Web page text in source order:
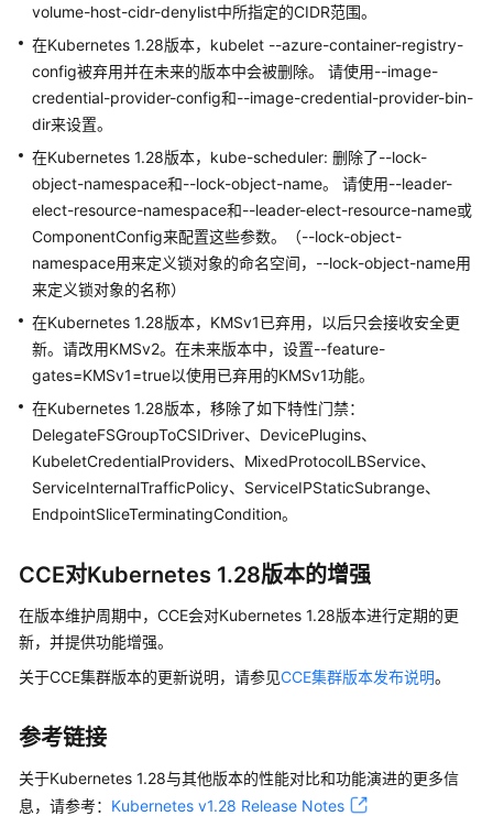
发
布
记
录
系
统
镜
像
发
布
记
容
器
运
行
时
布
记
录
件
本
布
记
volume-host-cidr-denylist中所指定的CIDR范围。
在Kubernetes 1.28版本，kubelet --azure-container-registry-
config被弃用并在未来的版本中会被删除。 请使用--image-
credential-provider-config和--image-credential-provider-bin-
dir来设置。
在Kubernetes 1.28版本，kube-scheduler: 删除了--lock-
object-namespace和--lock-object-name。 请使用--leader-
elect-resource-namespace和--leader-elect-resource-name或
ComponentConfig来配置这些参数。（--lock-object-
namespace用来定义锁对象的命名空间，--lock-object-name用
来定义锁对象的名称）
在Kubernetes 1.28版本，KMSv1已弃用，以后只会接收安全更
新。请改用KMSv2。在未来版本中，设置--feature-
gates=KMSv1=true以使用已弃用的KMSv1功能。
在Kubernetes 1.28版本，移除了如下特性门禁：
DelegateFSGroupToCSIDriver、DevicePlugins、
KubeletCredentialProviders、MixedProtocolLBService、
ServiceInternalTrafficPolicy、ServiceIPStaticSubrange、
EndpointSliceTerminatingCondition。
CCE对Kubernetes 1.28版本的增强
在版本维护周期中，CCE会对Kubernetes 1.28版本进行定期的更
新，并提供功能增强。
关于CCE集群版本的更新说明，请参见CCE集群版本发布说明。
参考链接
关于Kubernetes 1.28与其他版本的性能对比和功能演进的更多信
息，请参考： Kubernetes v1.28 Release Notes